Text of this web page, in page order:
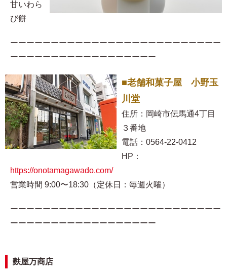
甘いわら
び餅
ーーーーーーーーーーーーーーーーーーーーーーーーーー
ーーーーーーーーーーーーーーーーーー
■老舗和菓子屋 小野玉
川堂
住所：岡崎市伝馬通4丁目
３番地
電話：0564-22-0412
HP：
https://onotamagawado.com/
営業時間 9:00〜18:30（定休日：毎週火曜）
ーーーーーーーーーーーーーーーーーーーーーーーーーー
ーーーーーーーーーーーーーーーーーー
麩屋万商店